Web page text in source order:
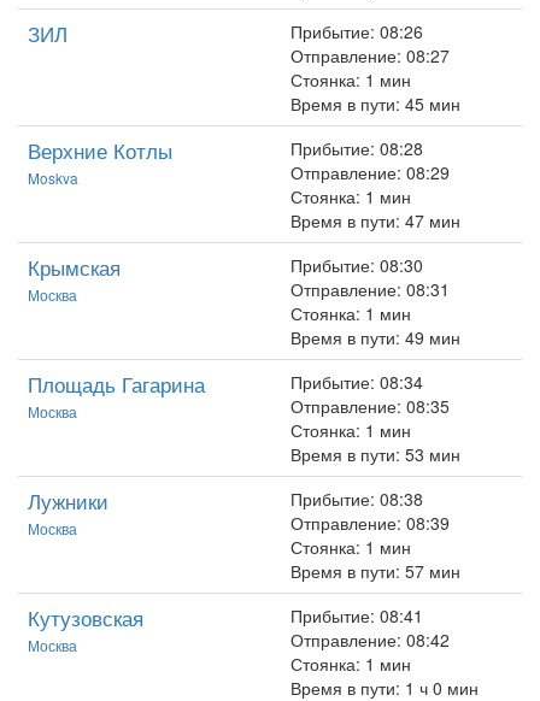
ЗИЛ
Прибытие: 08:26
Отправление: 08:27
Стоянка: 1 мин
Время в пути: 45 мин
Верхние Котлы
Moskva
Прибытие: 08:28
Отправление: 08:29
Стоянка: 1 мин
Время в пути: 47 мин
Крымская
Москва
Прибытие: 08:30
Отправление: 08:31
Стоянка: 1 мин
Время в пути: 49 мин
Площадь Гагарина
Москва
Прибытие: 08:34
Отправление: 08:35
Стоянка: 1 мин
Время в пути: 53 мин
Лужники
Москва
Прибытие: 08:38
Отправление: 08:39
Стоянка: 1 мин
Время в пути: 57 мин
Кутузовская
Москва
Прибытие: 08:41
Отправление: 08:42
Стоянка: 1 мин
Время в пути: 1 ч 0 мин